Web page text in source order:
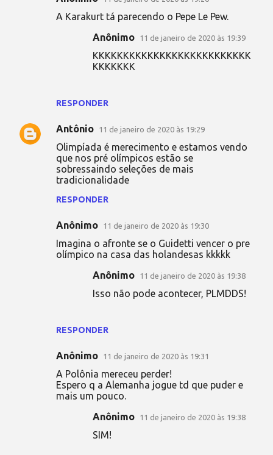
A Karakurt tá parecendo o Pepe Le Pew.
RESPONDER
Anônimo 11 de janeiro de 2020 às 19:39
KKKKKKKKKKKKKKKKKKKKKKKKKK
KKKKKKK
Antônio 11 de janeiro de 2020 às 19:29
Olimpíada é merecimento e estamos vendo
que nos pré olímpicos estão se
sobressaindo seleções de mais
tradicionalidade
RESPONDER
Anônimo 11 de janeiro de 2020 às 19:30
Imagina o afronte se o Guidetti vencer o pre
olímpico na casa das holandesas kkkkk
RESPONDER
Anônimo 11 de janeiro de 2020 às 19:38
Isso não pode acontecer, PLMDDS!
Anônimo 11 de janeiro de 2020 às 19:31
A Polônia mereceu perder!
Espero q a Alemanha jogue td que puder e
mais um pouco.
Anônimo 11 de janeiro de 2020 às 19:38
SIM!